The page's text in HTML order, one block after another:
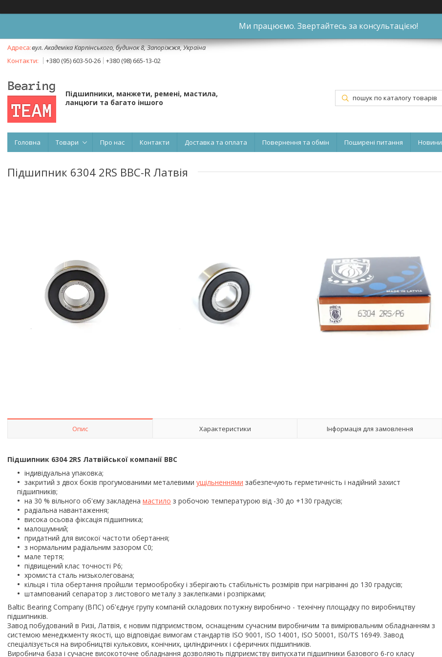
Ми працюємо. Звертайтесь за консультацією!
вул. Академіка Карпінського, будинок 8, Запоріжжя, Україна
+380 (95) 603-50-26
+380 (98) 665-13-02
Підшипники, манжети, ремені, мастила,
ланцюги та багато іншого
Головна Товари Про нас Контакти Доставка та оплата Повернення та обмін Поширені питання Новини
Підшипник 6304 2RS BBC-R Латвія
Опис Характеристики Інформація для замовлення
Підшипник 6304 2RS Латвійської компанії BBC
індивідуальна упаковка;
закритий з двох боків прогумованими металевими ущільненнями забезпечують герметичність і надійний захист
підшипників;
на 30 % вільного об'єму закладена мастило з робочою температурою від -30 до +130 градусів;
радіальна навантаження;
висока осьова фіксація підшипника;
малошумний;
придатний для високої частоти обертання;
з нормальним радіальним зазором С0;
мале тертя;
підвищений клас точності P6;
хромиста сталь низьколегована;
кільця і тіла обертання пройшли термообробку і зберігають стабільність розмірів при нагріванні до 130 градусів;
штампований сепаратор з листового металу з заклепками і розпірками;
Baltic Bearing Company (ВПС) об'єднує групу компаній складових потужну виробничо - технічну площадку по виробництву
підшипників.
Завод побудований в Ризі, Латвія, є новим підприємством, оснащеним сучасним виробничим та вимірювальним обладнанням з
системою менеджменту якості, що відповідає вимогам стандартів ISO 9001, ISO 14001, ISO 50001, IS0/TS 16949. Завод
спеціалізується на виробництві кулькових, конічних, циліндричних і сферичних підшипників.
Виробнича база і сучасне високоточне обладнання дозволяють підприємству випускати підшипники базового 6-го класу